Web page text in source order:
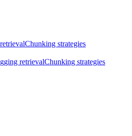
Chunking strategies
retrievalChunking strategies